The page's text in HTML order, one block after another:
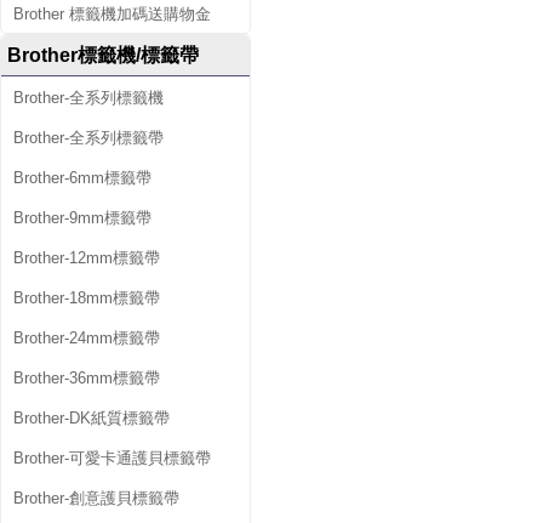
Brother 標籤機加碼送購物金
Brother標籤機/標籤帶
Brother-全系列標籤機
Brother-全系列標籤帶
Brother-6mm標籤帶
Brother-9mm標籤帶
Brother-12mm標籤帶
Brother-18mm標籤帶
Brother-24mm標籤帶
Brother-36mm標籤帶
Brother-DK紙質標籤帶
Brother-可愛卡通護貝標籤帶
Brother-創意護貝標籤帶